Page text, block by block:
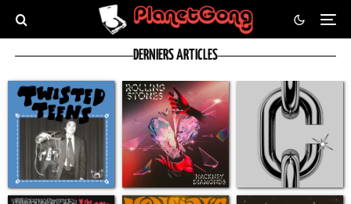
DERNIERS ARTICLES